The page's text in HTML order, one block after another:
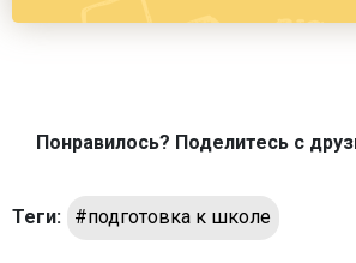
Понравилось? Поделитесь с
Теги: #подготовка к школе